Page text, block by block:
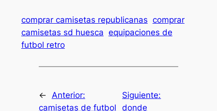
comprar camisetas republicanas comprar
camisetas sd huesca equipaciones de
futbol retro
←
Anterior:
camisetas de futbol
Siguiente:
donde